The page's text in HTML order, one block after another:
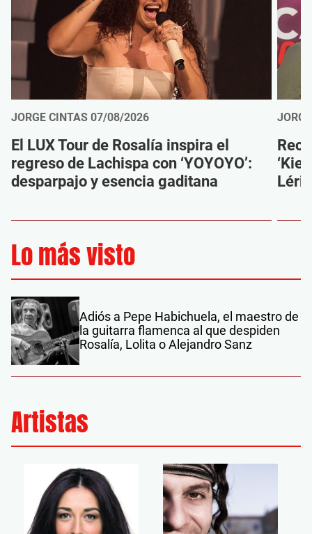
JORGE CINTAS 07/08/2026
El LUX Tour de Rosalía inspira el
regreso de Lachispa con ‘YOYOYO’:
desparpajo y esencia gaditana
Lo más visto
Adiós a Pepe Habichuela, el maestro de
la guitarra flamenca al que despiden
Rosalía, Lolita o Alejandro Sanz
Artistas